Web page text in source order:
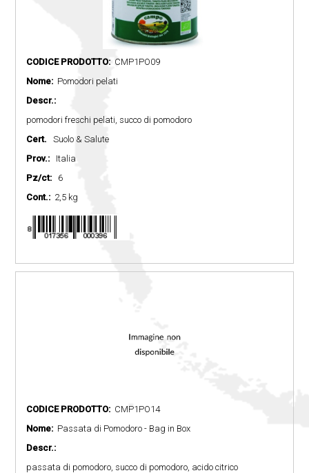
CODICE PRODOTTO: CMP1PO09
Nome: Pomodori pelati
Descr.:
pomodori freschi pelati, succo di pomodoro
Cert. Suolo & Salute
Prov.: Italia
Pz/ct: 6
Cont.: 2,5 kg
CODICE PRODOTTO: CMP1PO14
Nome: Passata di Pomodoro - Bag in Box
Descr.:
passata di pomodoro, succo di pomodoro, acido citrico